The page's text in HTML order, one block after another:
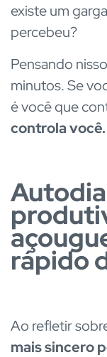
existe um
percebeu?
Pensando
minutos. Se
é você que
controla você.
rápido
Ao refletir
mais sincero